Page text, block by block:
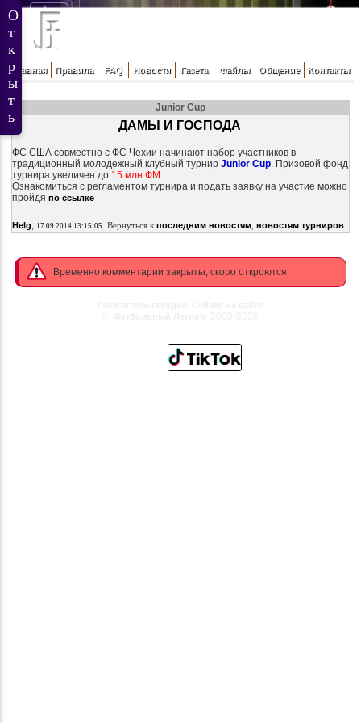
Главная Правила FAQ Новости Газета Файлы Общение Контакты
Junior Cup
ДАМЫ И ГОСПОДА
ФС США совместно с ФС Чехии начинают набор участников в
традиционный молодежный клубный турнир Junior Cup. Призовой фонд
турнира увеличен до 15 млн ФМ .
Ознакомиться с регламентом турнира и подать заявку на участие можно
пройдя по ссылке
Helg, 17.09.2014 13:15:05 . Вернуться к последним новостям, новостям турниров.
Временно комментарии закрыты, скоро откроются.